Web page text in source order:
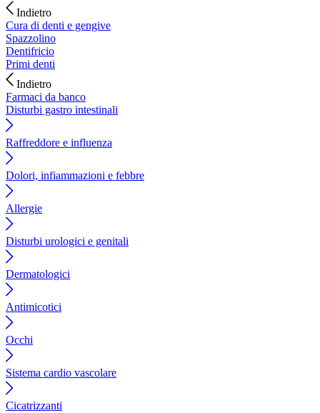
Indietro
Cura di denti e gengive
Spazzolino
Dentifricio
Primi denti
Indietro
Farmaci da banco
Disturbi gastro intestinali
Raffreddore e influenza
Dolori, infiammazioni e febbre
Allergie
Disturbi urologici e genitali
Dermatologici
Antimicotici
Occhi
Sistema cardio vascolare
Cicatrizzanti